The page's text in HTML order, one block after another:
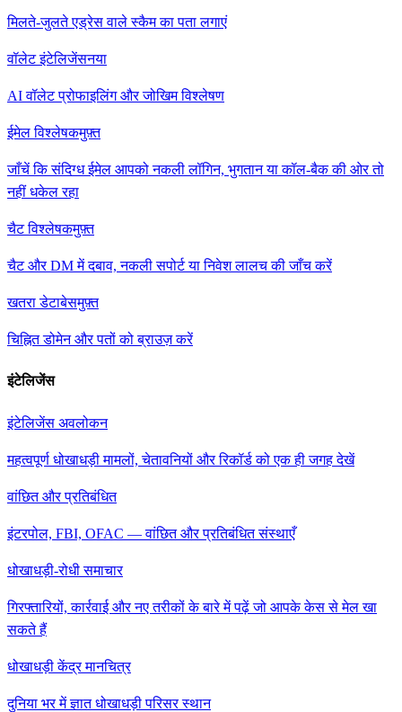
मिलते-जुलते एड्रेस वाले स्कैम का पता लगाएं
वॉलेट इंटेलिजेंसनया
AI वॉलेट प्रोफाइलिंग और जोखिम विश्लेषण
ईमेल विश्लेषकमुफ़्त
जाँचें कि संदिग्ध ईमेल आपको नकली लॉगिन, भुगतान या कॉल-बैक की ओर तो
नहीं धकेल रहा
चैट विश्लेषकमुफ़्त
चैट और DM में दबाव, नकली सपोर्ट या निवेश लालच की जाँच करें
खतरा डेटाबेसमुफ़्त
चिह्नित डोमेन और पतों को ब्राउज़ करें
इंटेलिजेंस
इंटेलिजेंस अवलोकन
महत्वपूर्ण धोखाधड़ी मामलों, चेतावनियों और रिकॉर्ड को एक ही जगह देखें
वांछित और प्रतिबंधित
इंटरपोल, FBI, OFAC — वांछित और प्रतिबंधित संस्थाएँ
धोखाधड़ी-रोधी समाचार
गिरफ्तारियों, कार्रवाई और नए तरीकों के बारे में पढ़ें जो आपके केस से मेल खा
सकते हैं
धोखाधड़ी केंद्र मानचित्र
दुनिया भर में ज्ञात धोखाधड़ी परिसर स्थान